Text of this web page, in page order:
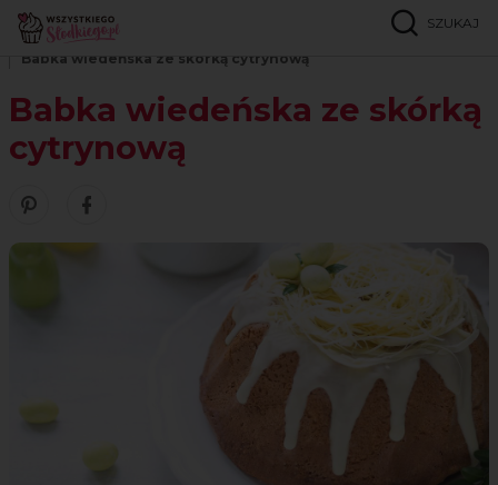
SZUKAJ
Strona główna
Babka wiedeńska ze skórką cytrynową
Babka wiedeńska ze skórką
cytrynową
Zobacz nasze piny w serwisie Pinterest
Udostępnij ten przepis w serwisie Facebook